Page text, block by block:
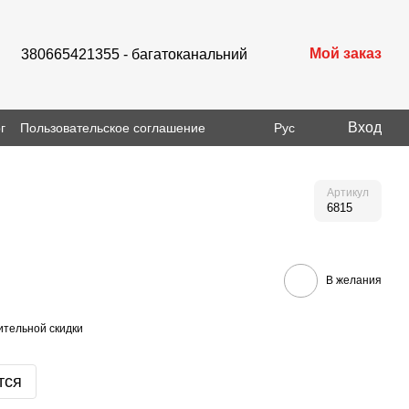
380665421355 - багатоканальний Мой заказ
Пользовательское соглашение Рус Вход
Артикул
6815
В желания
скидки